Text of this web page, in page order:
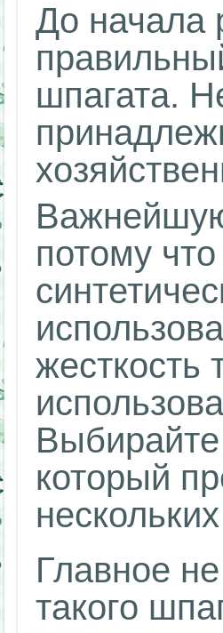
До начала
шпагата.
потому
жесткость
который
Главное
такого